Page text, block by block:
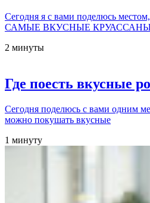
Сегодня я с вами поделюсь
САМЫЕ ВКУСНЫЕ
2 минуты
Где поесть вкусные
Сегодня поделюсь с вами одним
можно покушать вкусные
1 минуту